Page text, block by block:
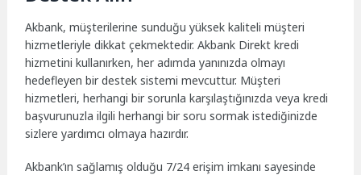
Akbank, müşterilerine sunduğu yüksek kaliteli müşteri
hizmetleriyle dikkat çekmektedir. Akbank Direkt kredi
hizmetini kullanırken, her adımda yanınızda olmayı
hedefleyen bir destek sistemi mevcuttur. Müşteri
hizmetleri, herhangi bir sorunla karşılaştığınızda veya kredi
başvurunuzla ilgili herhangi bir soru sormak istediğinizde
sizlere yardımcı olmaya hazırdır.
Akbank’ın sağlamış olduğu 7/24 erişim imkanı sayesinde